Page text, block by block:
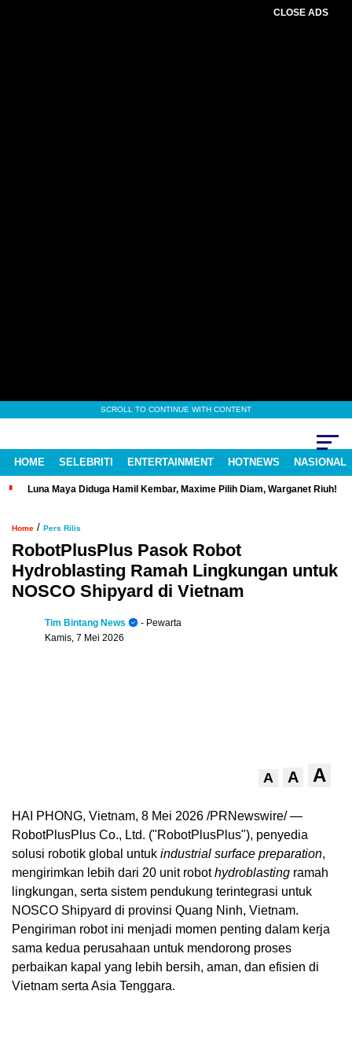
CLOSE ADS
SCROLL TO CONTINUE WITH CONTENT
HOME SELEBRITI ENTERTAINMENT HOTNEWS NASIONAL
Luna Maya Diduga Hamil Kembar, Maxime Pilih Diam, Warganet Riuh!
Home / Pers Rilis
RobotPlusPlus Pasok Robot
Hydroblasting Ramah Lingkungan untuk
NOSCO Shipyard di Vietnam
Tim Bintang News
- Pewarta
Kamis, 7 Mei 2026
A A A
HAI PHONG, Vietnam, 8 Mei 2026 /PRNewswire/ —
RobotPlusPlus Co., Ltd. ("RobotPlusPlus"), penyedia
solusi robotik global untuk industrial surface preparation,
mengirimkan lebih dari 20 unit robothydroblasting ramah
lingkungan, serta sistem pendukung terintegrasi untuk
NOSCO Shipyard di provinsi Quang Ninh, Vietnam.
Pengiriman robot ini menjadi momen penting dalam kerja
sama kedua perusahaan untuk mendorong proses
perbaikan kapal yang lebih bersih, aman, dan efisien di
Vietnam serta Asia Tenggara.